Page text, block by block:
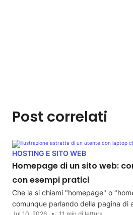
Post correlati
HOSTING E SITO WEB
Homepage di un sito web:
con esempi pratici
Che la si chiami "homepage" o
comunque parlando della pagina di